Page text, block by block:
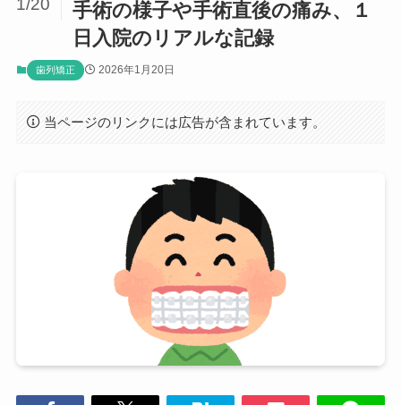
手術の様子や手術直後の痛み、１
日入院のリアルな記録
1/20
歯列矯正 2026年1月20日
当ページのリンクには広告が含まれています。